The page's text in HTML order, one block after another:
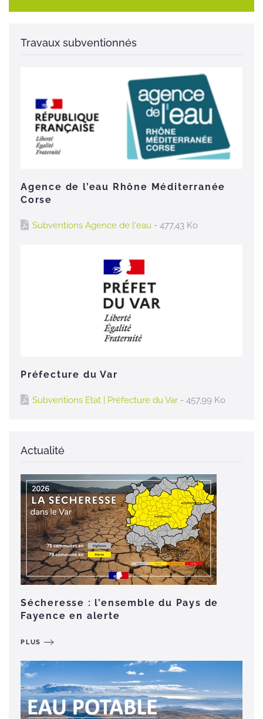
Agence de l’eau Rhône Méditerranée
Corse
Subventions Agence de l'eau - 477,43 Ko
Préfecture du Var
Subventions Etat | Préfecture du Var - 457,99 Ko
Sécheresse : l’ensemble du Pays de
Fayence en alerte
PLUS